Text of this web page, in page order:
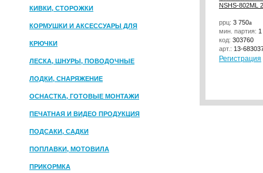
КИВКИ, СТОРОЖКИ
КОРМУШКИ И АКСЕССУАРЫ ДЛЯ
ПРИКОРМКИ
КРЮЧКИ
ЛЕСКА, ШНУРЫ, ПОВОДОЧНЫЕ
МАТЕРИАЛЫ
ЛОДКИ, СНАРЯЖЕНИЕ
ОСНАСТКА, ГОТОВЫЕ МОНТАЖИ
ПЕЧАТНАЯ И ВИДЕО ПРОДУКЦИЯ
ПОДСАКИ, САДКИ
ПОПЛАВКИ, МОТОВИЛА
ПРИКОРМКА
NSHS-802ML
ррц: 3 750a
мин. партия: 1
код: 303760
арт.: 13-
Регистрация